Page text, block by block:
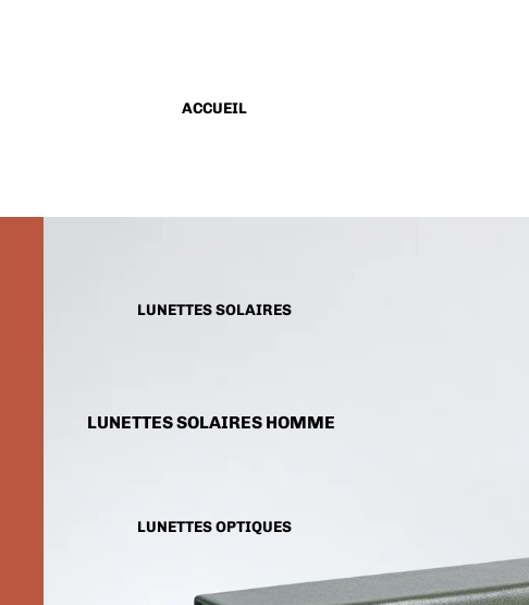
ACCUEIL
LUNETTES SOLAIRES
LUNETTES SOLAIRES HOMME
ENFANTSLUNETTES OPTIQUES